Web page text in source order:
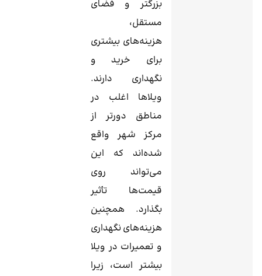
بزرگتر و فضای
مستقل،
هزینه‌های بیشتری
برای خرید و
نگهداری دارند.
ویلاها اغلب در
مناطق دورتر از
مرکز شهر واقع
شده‌اند که این
می‌تواند روی
قیمت‌ها تأثیر
بگذارد. همچنین
هزینه‌های نگهداری
و تعمیرات در ویلا
بیشتر است، زیرا